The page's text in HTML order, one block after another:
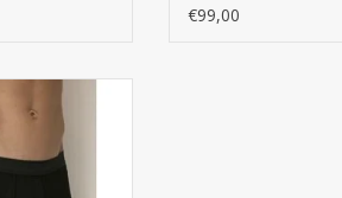
€99,00
CLASS PANT
MERCERIZED
FINE RIB